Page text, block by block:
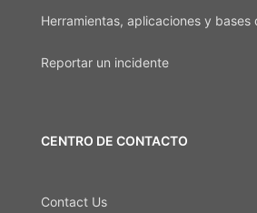
Herramientas, aplicaciones y bases
Reportar un incidente
CENTRO DE CONTACTO
Contact Us